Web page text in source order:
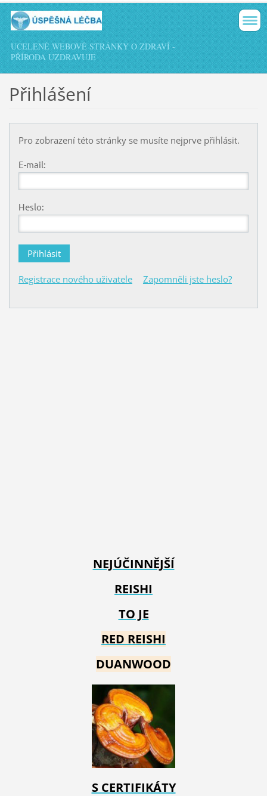
UCELENÉ WEBOVÉ STRÁNKY O ZDRAVÍ -
PŘÍRODA UZDRAVUJE
Přihlášení
Pro zobrazení této stránky se musíte nejprve přihlásit.
E-mail:
Heslo:
Registrace nového uživatele Zapomněli jste heslo?
NEJÚČINNĚJŠÍ
REISHI
TO JE
RED REISHI
DUANWOOD
S CERTIFIKÁTY